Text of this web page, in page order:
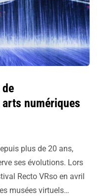
numériques
plus de 20 ans,
ses évolutions. Lors
Recto VRso en avril
musées virtuels…